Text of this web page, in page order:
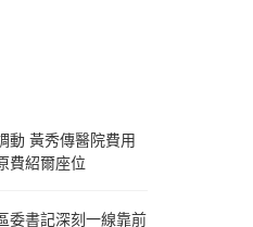
動 黃秀傳醫院費用
費紹爾座位
委書記深刻一線靠前